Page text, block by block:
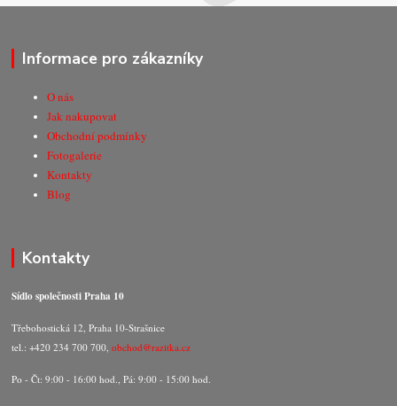
Informace pro zákazníky
O nás
Jak nakupovat
Obchodní podmínky
Fotogalerie
Kontakty
Blog
Kontakty
Sídlo společnosti Praha 10
Třebohostická 12, Praha 10-Strašnice
tel.: +420 234 700 700,obchod@razitka.cz
Po - Čt: 9:00 - 16:00 hod., Pá: 9:00 - 15:00 hod.